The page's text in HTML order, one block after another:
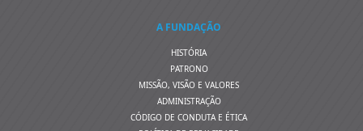
A FUNDAÇÃO
HISTÓRIA
PATRONO
MISSÃO, VISÃO E VALORES
ADMINISTRAÇÃO
CÓDIGO DE CONDUTA E ÉTICA